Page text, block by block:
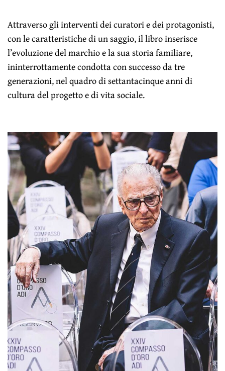
Attraverso gli interventi dei curatori e dei protagonisti,
con le caratteristiche di un saggio, il libro inserisce
l’evoluzione del marchio e la sua storia familiare,
ininterrottamente condotta con successo da tre
generazioni, nel quadro di settantacinque anni di
cultura del progetto e di vita sociale.